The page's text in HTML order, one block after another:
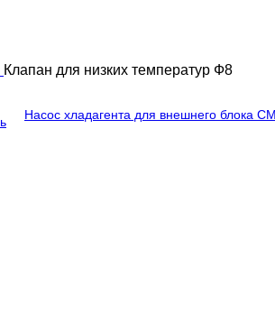
Клапан для низких температур Ф8
Насос хладагента для внешнего блока